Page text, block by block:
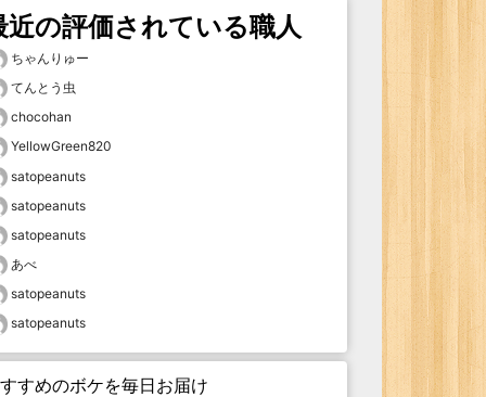
近の評価されている職人
ちゃんりゅー
てんとう虫
chocohan
YellowGreen820
satopeanuts
satopeanuts
satopeanuts
あべ
satopeanuts
satopeanuts
すめのボケを毎日お届け